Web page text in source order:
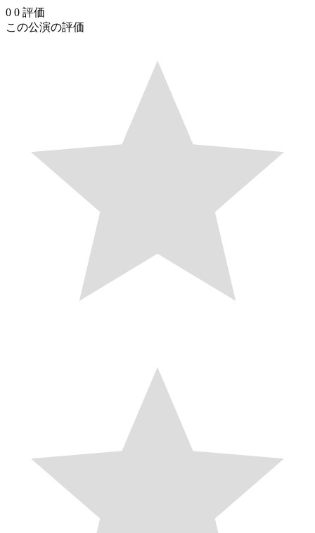
0 0 評価
この公演の評価